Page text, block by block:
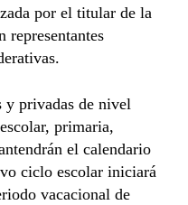
por el titular de la
representantes
y privadas de nivel
primaria,
el calendario
ciclo escolar iniciará
vacacional de